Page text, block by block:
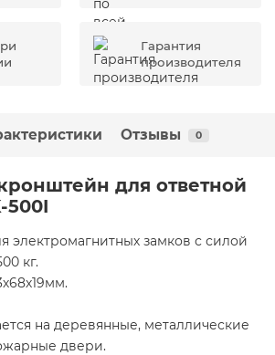
Гарантия
производителя
Отзывы 0
для ответной
500I
электромагнитных замков с силой
кг.
на деревянные, металлические
двери.